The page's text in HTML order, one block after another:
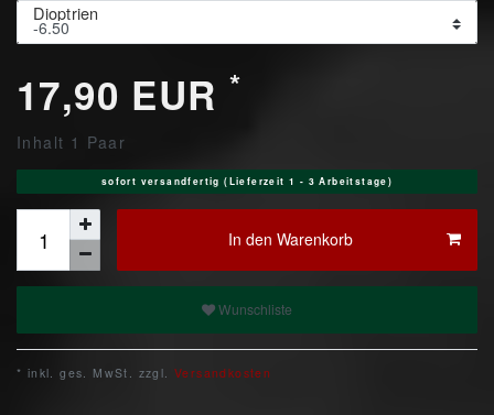
Dioptrien
17,90 EUR *
Inhalt 1 Paar
sofort versandfertig (Lieferzeit 1 - 3 Arbeitstage)
In den Warenkorb
Wunschliste
* inkl. ges. MwSt. zzgl. Versandkosten